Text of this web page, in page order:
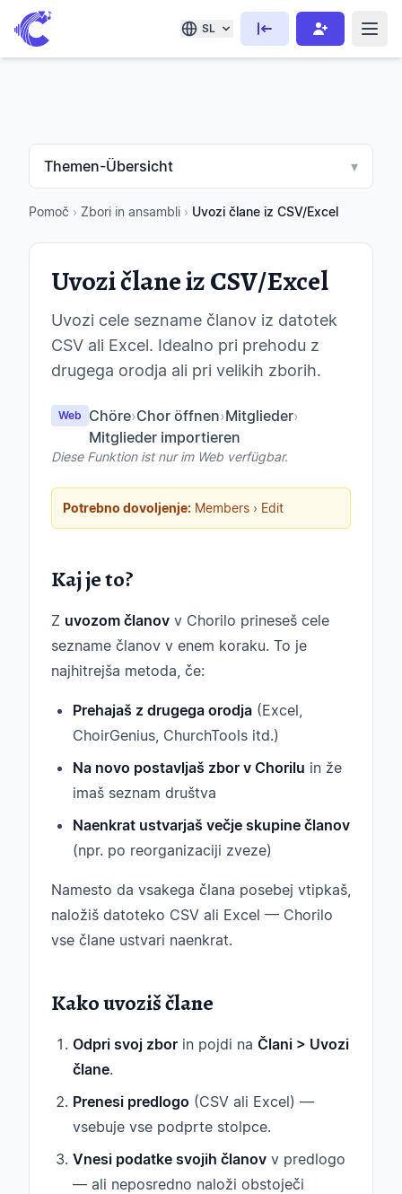
SL
Themen-Übersicht ▾
Pomoč › Zbori in ansambli › Uvozi člane iz CSV/Excel
Uvozi člane iz CSV/Excel
Uvozi cele sezname članov iz datotek
CSV ali Excel. Idealno pri prehodu z
drugega orodja ali pri velikih zborih.
Web Chöre›Chor öffnen›Mitglieder›
Mitglieder importieren
Diese Funktion ist nur im Web verfügbar.
Potrebno dovoljenje: Members › Edit
Kaj je to?
Z uvozom članov v Chorilo prineseš cele
sezname članov v enem koraku. To je
najhitrejša metoda, če:
Prehajaš z drugega orodja (Excel,
ChoirGenius, ChurchTools itd.)
Na novo postavljaš zbor v Chorilu in že
imaš seznam društva
Naenkrat ustvarjaš večje skupine članov
(npr. po reorganizaciji zveze)
Namesto da vsakega člana posebej vtipkaš,
naložiš datoteko CSV ali Excel — Chorilo
vse člane ustvari naenkrat.
Kako uvoziš člane
Odpri svoj zbor in pojdi na Člani > Uvozi
člane.
Prenesi predlogo (CSV ali Excel) —
vsebuje vse podprte stolpce.
Vnesi podatke svojih članov v predlogo
— ali neposredno naloži obstoječi